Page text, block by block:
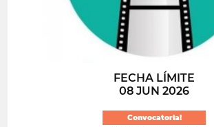
FECHA LÍMITE
08 JUN 2026
Convocatoria!